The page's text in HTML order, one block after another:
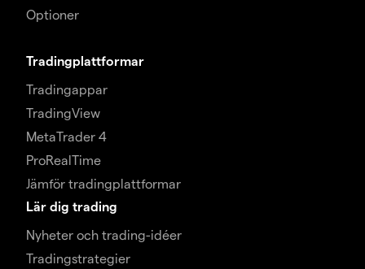
Optioner
Tradingplattformar
Tradingappar
TradingView
MetaTrader 4
ProRealTime
Jämför tradingplattformar
Lär dig trading
Nyheter och trading-idéer
Tradingstrategier